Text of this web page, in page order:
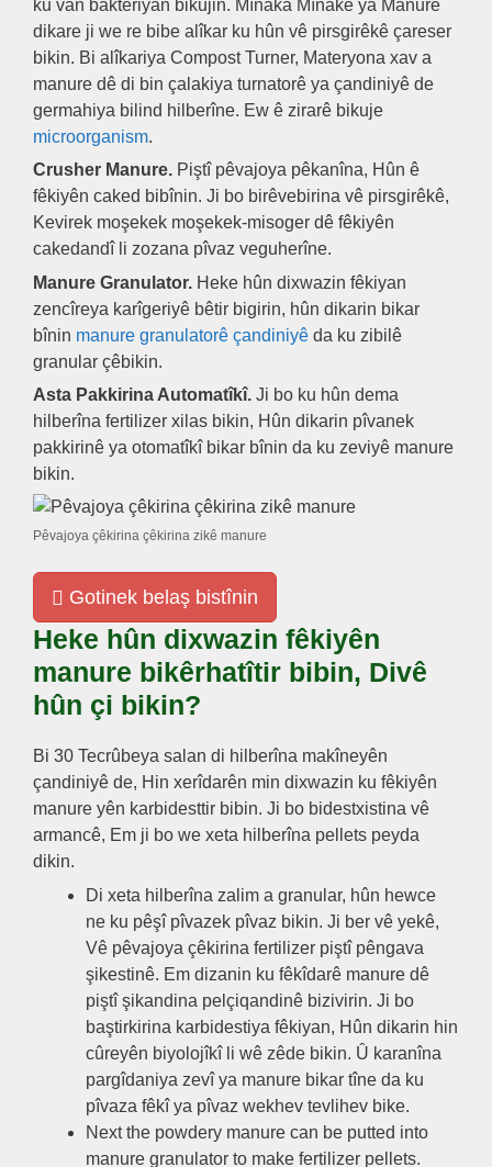
ku van bakteriyan bikujin. Mînaka Mînakê ya Manure
dikare ji we re bibe alîkar ku hûn vê pirsgirêkê çareser
bikin. Bi alîkariya Compost Turner, Materyona xav a
manure dê di bin çalakiya turnatorê ya çandiniyê de
germahiya bilind hilberîne. Ew ê zirarê bikuje
microorganism.
Crusher Manure. Piştî pêvajoya pêkanîna, Hûn ê
fêkiyên caked bibînin. Ji bo birêvebirina vê pirsgirêkê,
Kevirek moşekek moşekek-misoger dê fêkiyên
cakedandî li zozana pîvaz veguherîne.
Manure Granulator. Heke hûn dixwazin fêkiyan
zencîreya karîgeriyê bêtir bigirin, hûn dikarin bikar
bînin manure granulatorê çandiniyê da ku zibilê
granular çêbikin.
Asta Pakkirina Automatîkî. Ji bo ku hûn dema
hilberîna fertilizer xilas bikin, Hûn dikarin pîvanek
pakkirinê ya otomatîkî bikar bînin da ku zeviyê manure
bikin.
Pêvajoya çêkirina çêkirina zikê manure
Gotinek belaş bistînin
Heke hûn dixwazin fêkiyên
manure bikêrhatîtir bibin, Divê
hûn çi bikin?
Bi 30 Tecrûbeya salan di hilberîna makîneyên
çandiniyê de, Hin xerîdarên min dixwazin ku fêkiyên
manure yên karbidesttir bibin. Ji bo bidestxistina vê
armancê, Em ji bo we xeta hilberîna pellets peyda
dikin.
Di xeta hilberîna zalim a granular, hûn hewce
ne ku pêşî pîvazek pîvaz bikin. Ji ber vê yekê,
Vê pêvajoya çêkirina fertilizer piştî pêngava
şikestinê. Em dizanin ku fêkîdarê manure dê
piştî şikandina pelçiqandinê bizivirin. Ji bo
baştirkirina karbidestiya fêkiyan, Hûn dikarin hin
cûreyên biyolojîkî li wê zêde bikin. Û karanîna
pargîdaniya zevî ya manure bikar tîne da ku
pîvaza fêkî ya pîvaz wekhev tevlihev bike.
Next the powdery manure can be putted into
manure granulator to make fertilizer pellets.